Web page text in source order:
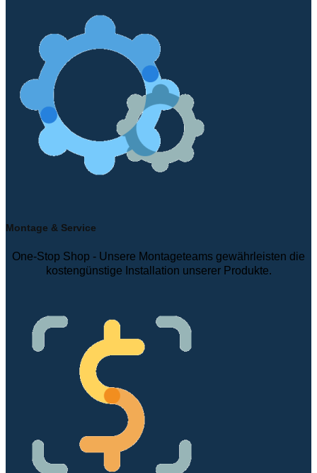
Montage & Service
One-Stop Shop - Unsere Montageteams gewährleisten die
kostengünstige Installation unserer Produkte.